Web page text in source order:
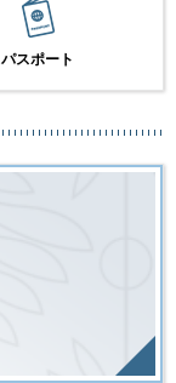
パスポート